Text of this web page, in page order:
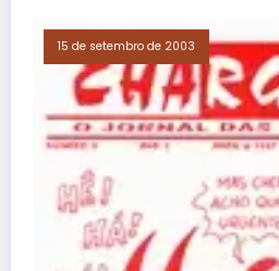
15 de setembro de 2003